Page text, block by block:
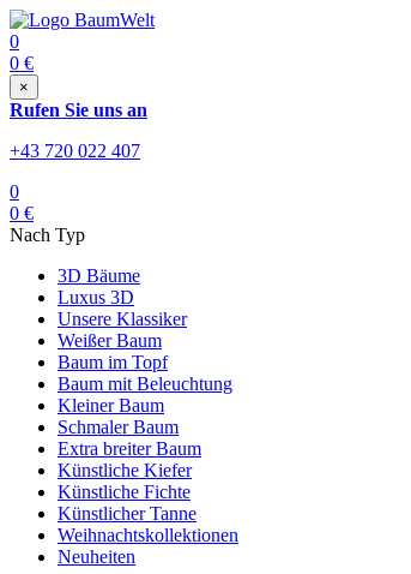
0
0 €
×
Rufen Sie uns an
+43 720 022 407
0
0 €
Nach Typ
3D Bäume
Luxus 3D
Unsere Klassiker
Weißer Baum
Baum im Topf
Baum mit Beleuchtung
Kleiner Baum
Schmaler Baum
Extra breiter Baum
Künstliche Kiefer
Künstliche Fichte
Künstlicher Tanne
Weihnachtskollektionen
Neuheiten